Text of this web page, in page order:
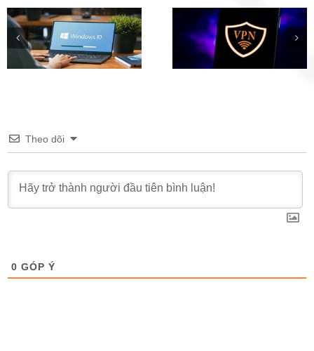
Phần mềm Fake IP hàng
đầu trên iOS, Android,
Windows
Tải Windows 11
Preview (File ISO)
Theo dõi
0 GÓP Ý